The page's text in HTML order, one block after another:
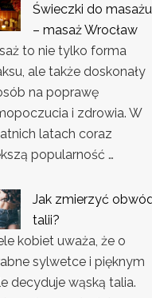
Świeczki do masażu
– masaż Wrocław
to nie tylko forma
ale także doskonały
na poprawę
i zdrowia. W
latach coraz
popularność …
Jak zmierzyć
talii?
kobiet uważa, że o
sylwetce i pięknym
decyduje wąską talia.